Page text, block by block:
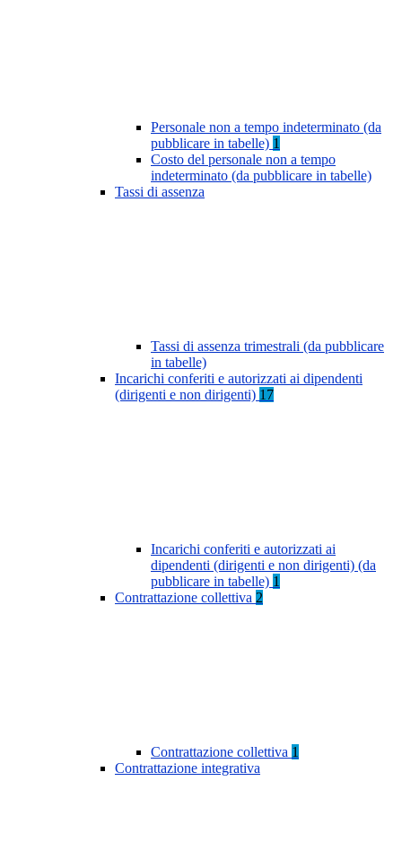
Personale non a tempo indeterminato (da
pubblicare in tabelle) 1
Costo del personale non a tempo
indeterminato (da pubblicare in tabelle)
Tassi di assenza
Tassi di assenza trimestrali (da pubblicare
in tabelle)
Incarichi conferiti e autorizzati ai dipendenti
(dirigenti e non dirigenti) 17
Incarichi conferiti e autorizzati ai
dipendenti (dirigenti e non dirigenti) (da
pubblicare in tabelle) 1
Contrattazione collettiva 2
Contrattazione collettiva 1
Contrattazione integrativa